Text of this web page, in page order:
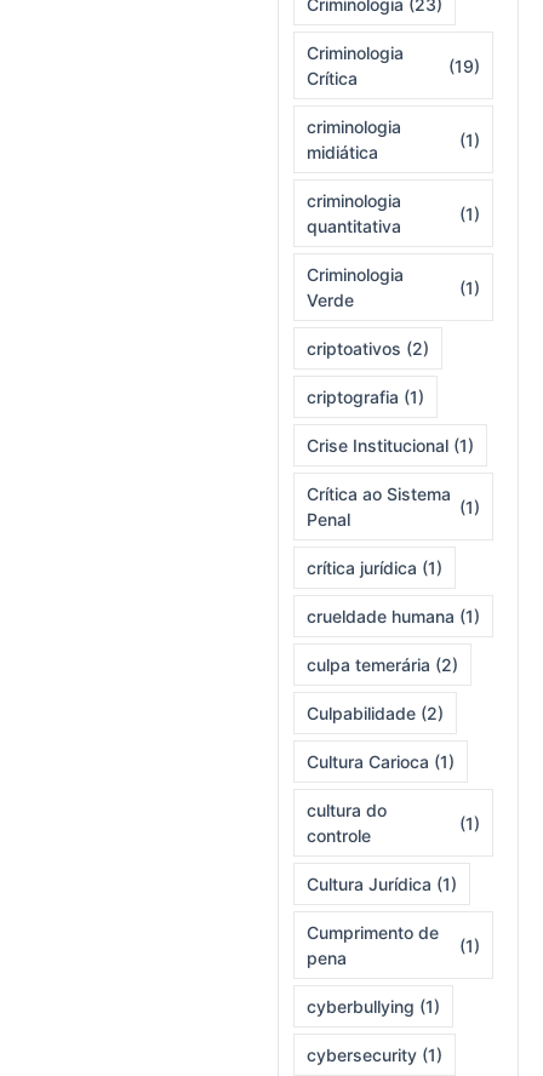
Criminologia (23)
Criminologia
Crítica
(19)
criminologia
midiática
(1)
criminologia
quantitativa
(1)
Criminologia
Verde
(1)
criptoativos (2)
criptografia (1)
Crise Institucional (1)
Crítica ao Sistema
Penal
(1)
crítica jurídica (1)
crueldade humana (1)
culpa temerária (2)
Culpabilidade (2)
Cultura Carioca (1)
cultura do
controle
(1)
Cultura Jurídica (1)
Cumprimento de
pena
(1)
cyberbullying (1)
cybersecurity (1)